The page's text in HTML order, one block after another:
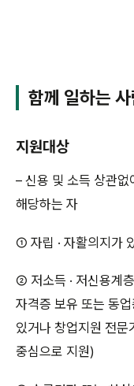
함께 일하는
지원대상
– 신용 및 소득 상관
해당하는 자
① 자립 · 자활의지가
② 저소득 · 저신용계
자격증 보유 또는 동업
있거나 창업지원 전문
중심으로 지원)